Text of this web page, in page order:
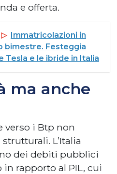
e offerta.
▷ Immatricolazioni in
bimestre. Festeggia
Tesla e le ibride in Italia
ma anche
verso i Btp non
L’Italia
dei debiti pubblici
rapporto al PIL, cui